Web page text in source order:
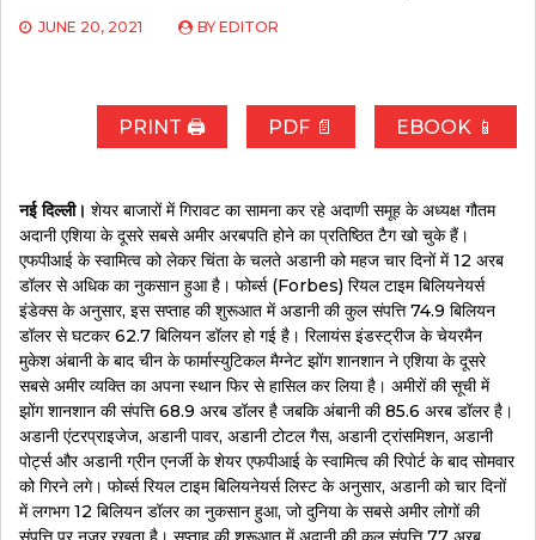
JUNE 20, 2021 BY EDITOR
PRINT 🖨 PDF 📄 EBOOK 📱
नई दिल्ली। शेयर बाजारों में गिरावट का सामना कर रहे अदाणी समूह के अध्यक्ष गौतम
अदानी एशिया के दूसरे सबसे अमीर अरबपति होने का प्रतिष्ठित टैग खो चुके हैं।
एफपीआई के स्वामित्व को लेकर चिंता के चलते अडानी को महज चार दिनों में 12 अरब
डॉलर से अधिक का नुकसान हुआ है। फोर्ब्स (Forbes) रियल टाइम बिलियनेयर्स
इंडेक्स के अनुसार, इस सप्ताह की शुरूआत में अडानी की कुल संपत्ति 74.9 बिलियन
डॉलर से घटकर 62.7 बिलियन डॉलर हो गई है। रिलायंस इंडस्ट्रीज के चेयरमैन
मुकेश अंबानी के बाद चीन के फार्मास्युटिकल मैग्नेट झोंग शानशान ने एशिया के दूसरे
सबसे अमीर व्यक्ति का अपना स्थान फिर से हासिल कर लिया है। अमीरों की सूची में
झोंग शानशान की संपत्ति 68.9 अरब डॉलर है जबकि अंबानी की 85.6 अरब डॉलर है।
अडानी एंटरप्राइजेज, अडानी पावर, अडानी टोटल गैस, अडानी ट्रांसमिशन, अडानी
पोर्ट्स और अडानी ग्रीन एनर्जी के शेयर एफपीआई के स्वामित्व की रिपोर्ट के बाद सोमवार
को गिरने लगे। फोर्ब्स रियल टाइम बिलियनेयर्स लिस्ट के अनुसार, अडानी को चार दिनों
में लगभग 12 बिलियन डॉलर का नुकसान हुआ, जो दुनिया के सबसे अमीर लोगों की